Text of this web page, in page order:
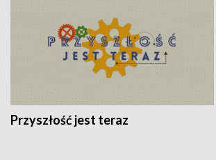
Przyszłość jest teraz